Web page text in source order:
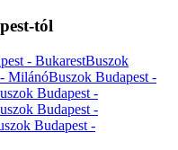
tól
- BukarestBuszok
MilánóBuszok Budapest -
Budapest -
Budapest -
Budapest -